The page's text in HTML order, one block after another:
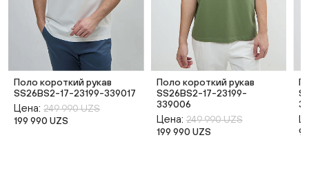
Поло короткий рукав
SS26BS2-17-23199-339017
Цена: 249 990 UZS
199 990 UZS
Поло короткий рукав
SS26BS2-17-23199-
339006
Цена: 249 990 UZS
199 990 UZS